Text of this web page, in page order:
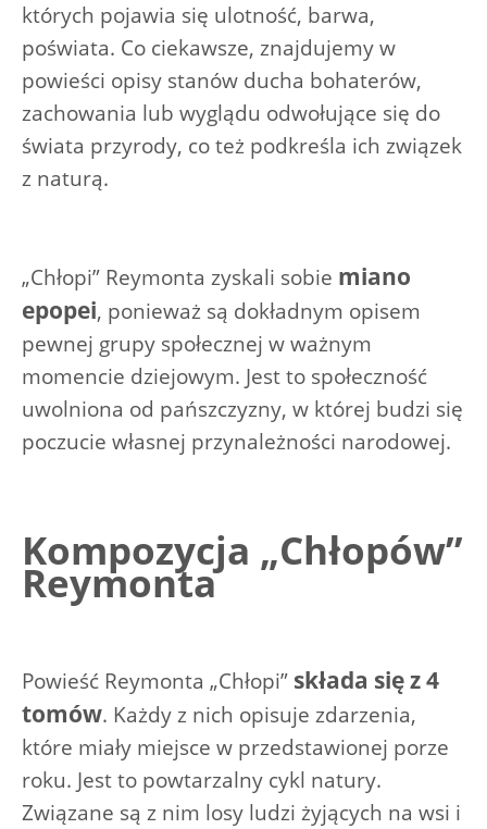
których pojawia się ulotność, barwa,
poświata. Co ciekawsze, znajdujemy w
powieści opisy stanów ducha bohaterów,
zachowania lub wyglądu odwołujące się do
świata przyrody, co też podkreśla ich związek
z naturą.
„Chłopi” Reymonta zyskali sobie miano
epopei, ponieważ są dokładnym opisem
pewnej grupy społecznej w ważnym
momencie dziejowym. Jest to społeczność
uwolniona od pańszczyzny, w której budzi się
poczucie własnej przynależności narodowej.
Kompozycja „Chłopów”
Reymonta
Powieść Reymonta „Chłopi” składa się z 4
tomów. Każdy z nich opisuje zdarzenia,
które miały miejsce w przedstawionej porze
roku. Jest to powtarzalny cykl natury.
Związane są z nim losy ludzi żyjących na wsi i